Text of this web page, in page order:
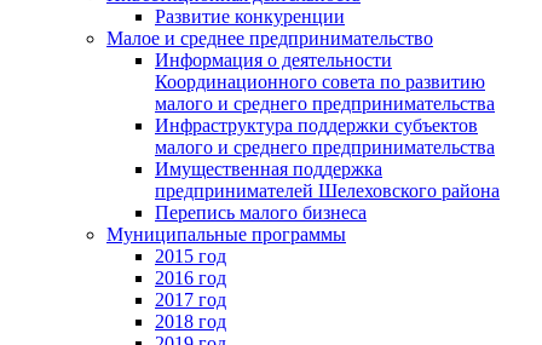
Развитие конкуренции
Малое и среднее предпринимательство
Информация о деятельности
Координационного совета по развитию
малого и среднего предпринимательства
Инфраструктура поддержки субъектов
малого и среднего предпринимательства
Имущественная поддержка
предпринимателей Шелеховского района
Перепись малого бизнеса
Муниципальные программы
2015 год
2016 год
2017 год
2018 год